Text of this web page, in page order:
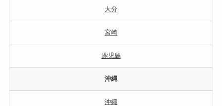
大分
宮崎
鹿児島
沖縄
沖縄